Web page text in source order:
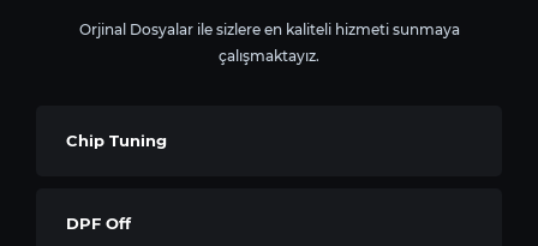
Orjinal Dosyalar ile sizlere en kaliteli hizmeti sunmaya
çalışmaktayız.
Chip Tuning
DPF Off